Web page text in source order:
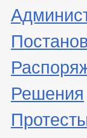
Решения